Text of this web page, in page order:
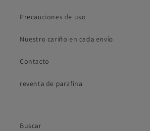
Precauciones de uso
Nuestro cariño en cada envío
Contacto
reventa de parafina
Buscar